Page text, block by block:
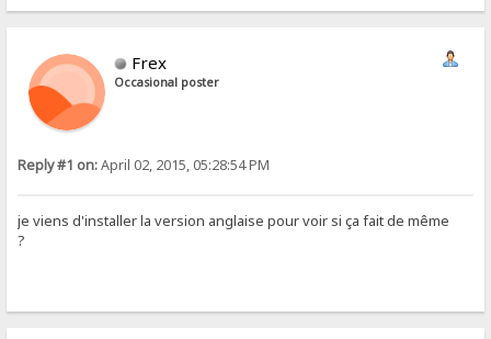
Frex
Occasional poster
Reply #1 on:April 02, 2015, 05:28:54 PM
je viens d'installer la version anglaise pour voir si ça fait de même
?